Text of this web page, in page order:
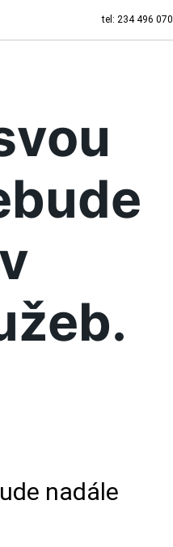
tel: 234 496 070
nadále